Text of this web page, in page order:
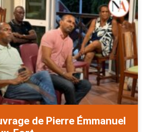
de Pierre Émmanuel